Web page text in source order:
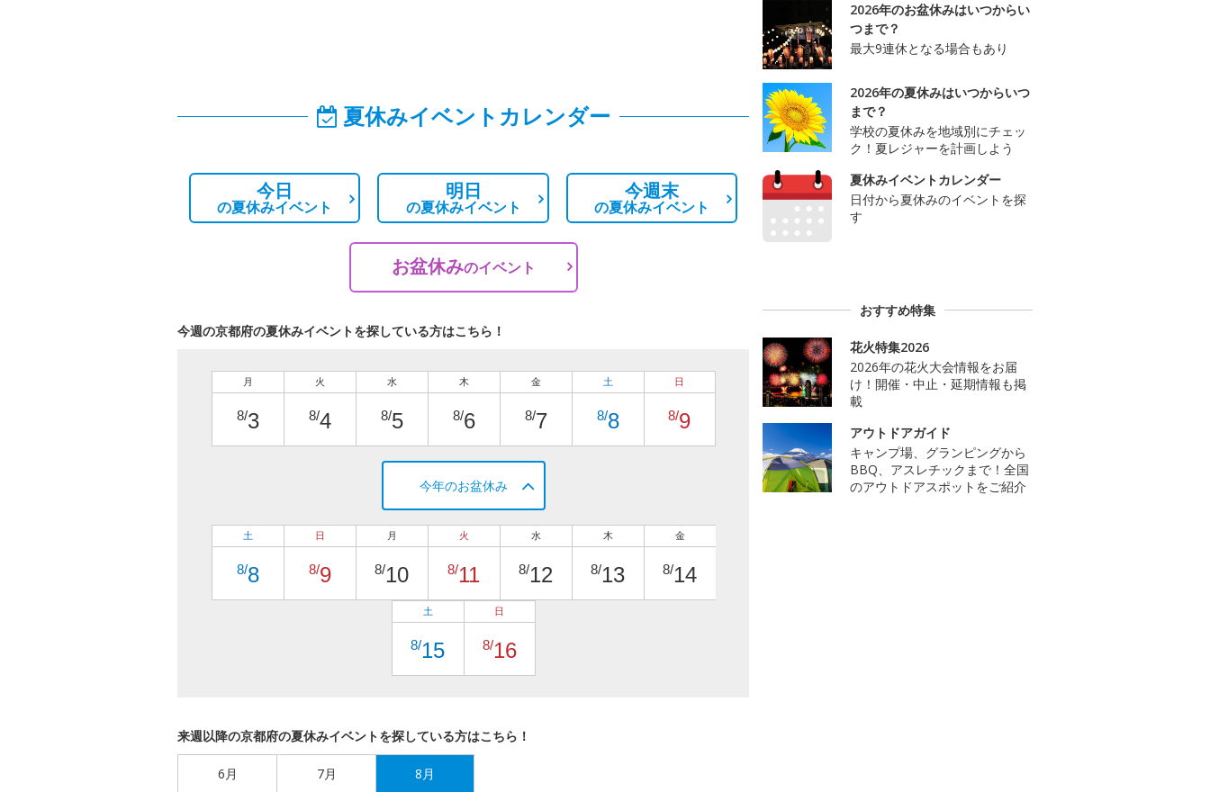
夏休みイベントカレンダー
今日
の夏休みイベント
明日
の夏休みイベント
今週末
の夏休みイベント
お盆休みのイベント
今週の京都府の夏休みイベントを探している方はこちら！
月
8/3
火
8/4
水
8/5
木
8/6
金
8/7
土
8/8
日
8/9
今年のお盆休み
土
8/8
日
8/9
月
8/10
火
8/11
水
8/12
木
8/13
金
8/14
土
8/15
日
8/16
来週以降の京都府の夏休みイベントを探している方はこちら！
6月 7月 8月
2026年のお盆休みはいつからい
つまで？
最大9連休となる場合もあり
2026年の夏休みはいつからいつ
まで？
学校の夏休みを地域別にチェッ
ク！夏レジャーを計画しよう
夏休みイベントカレンダー
日付から夏休みのイベントを探
す
おすすめ特集
花火特集2026
2026年の花火大会情報をお届
け！開催・中止・延期情報も掲
載
アウトドアガイド
キャンプ場、グランピングから
BBQ、アスレチックまで！全国
のアウトドアスポットをご紹介